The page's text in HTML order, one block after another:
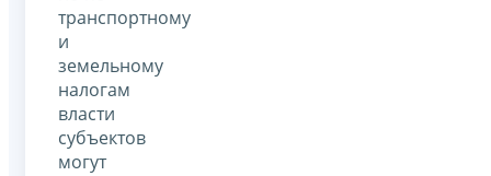
транспортному
и
земельному
налогам
власти
субъектов
могут